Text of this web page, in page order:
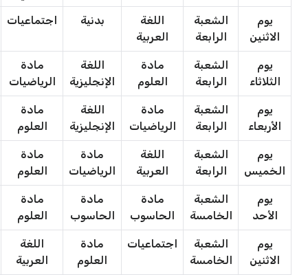
يوم
الاثنين
الشعبة
الرابعة
اللغة
العربية
بدنية اجتماعيات
يوم
الثلاثاء
الشعبة
الرابعة
مادة
العلوم
اللغة
الإنجليزية
مادة
الرياضيات
يوم
الأربعاء
الشعبة
الرابعة
مادة
الرياضيات
اللغة
الإنجليزية
مادة
العلوم
يوم
الخميس
الشعبة
الرابعة
اللغة
العربية
مادة
الرياضيات
مادة
العلوم
يوم
الأحد
الشعبة
الخامسة
مادة
الحاسوب
مادة
الحاسوب
مادة
العلوم
يوم
الاثنين
الشعبة
الخامسة
اجتماعيات
مادة
العلوم
اللغة
العربية